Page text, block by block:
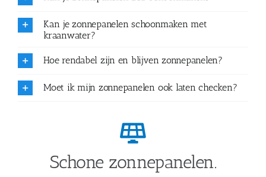
Kan je zonnepanelen schoonmaken met
kraanwater?
Hoe rendabel zijn en blijven zonnepanelen?
Moet ik mijn zonnepanelen ook laten checken?
Schone zonnepanelen.